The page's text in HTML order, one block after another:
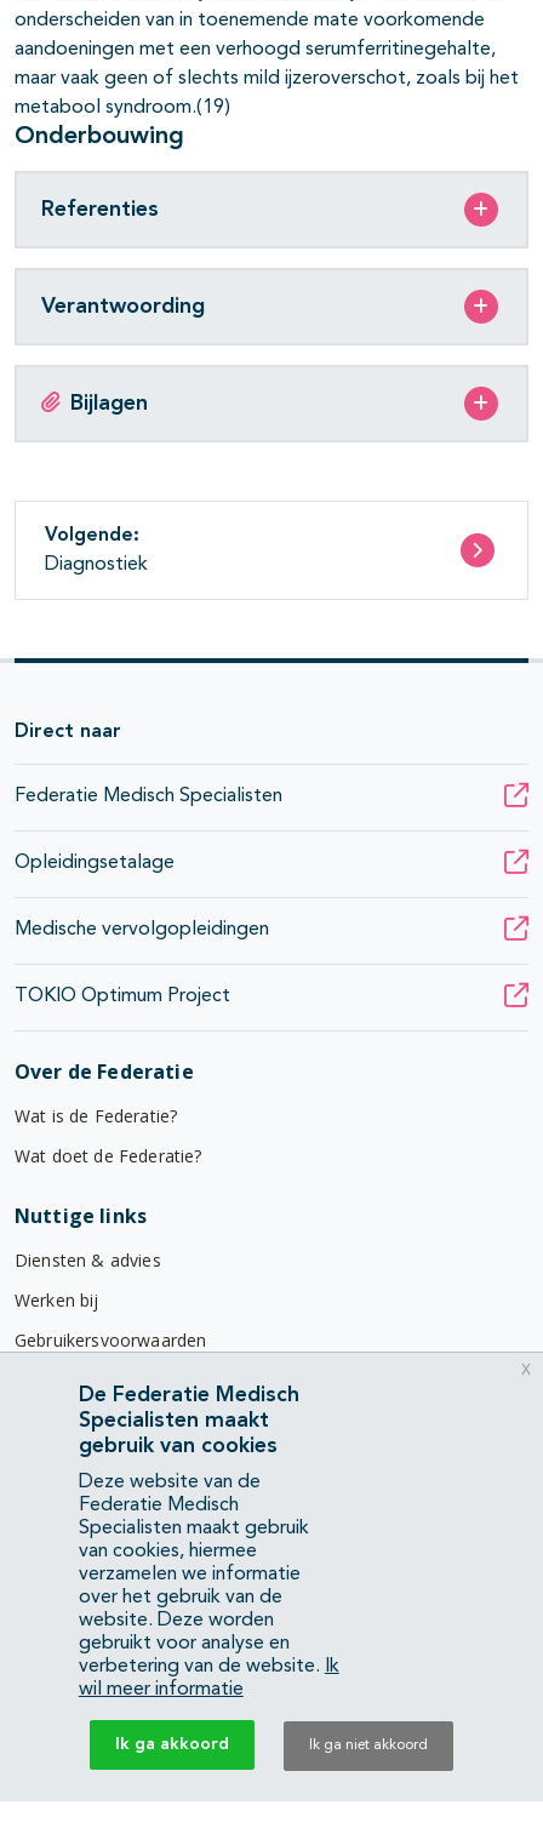
onderscheiden van in toenemende mate voorkomende
aandoeningen met een verhoogd serumferritinegehalte,
maar vaak geen of slechts mild ijzeroverschot, zoals bij het
metabool syndroom.(19)
Onderbouwing
Referenties
Verantwoording
Bijlagen
Volgende:
Diagnostiek
Direct naar
Federatie Medisch Specialisten
Opleidingsetalage
Medische vervolgopleidingen
TOKIO Optimum Project
Over de Federatie
Wat is de Federatie?
Wat doet de Federatie?
Nuttige links
Diensten & advies
Werken bij
Gebruikersvoorwaarden
Privacyverklaring
Contact
Mercatorlaan 1200
3528 BL Utrecht
(088) 505 34 34
info@richtlijnendatabase.nl
YouTubeLinkedIn
KvK Federatie Medisch Specialisten:40483480
Privacyverklaring
De Federatie Medisch
Specialisten maakt
gebruik van cookies
Deze website van de
Federatie Medisch
Specialisten maakt gebruik
van cookies, hiermee
verzamelen we informatie
over het gebruik van de
website. Deze worden
gebruikt voor analyse en
verbetering van de website.
Ik
wil meer informatie
Ik ga akkoord Ik ga niet akkoord
x